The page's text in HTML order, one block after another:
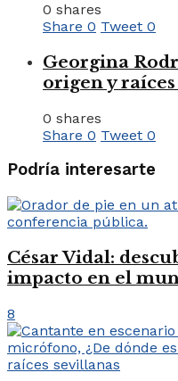
0 shares
Share 0 Tweet 0
Georgina
origen y
0 shares
Share 0 Tweet 0
Podría interesarte
César Vidal:
impacto en el
8